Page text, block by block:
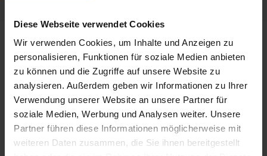
Diese Webseite verwendet Cookies
Wir verwenden Cookies, um Inhalte und Anzeigen zu
personalisieren, Funktionen für soziale Medien anbieten
zu können und die Zugriffe auf unsere Website zu
analysieren. Außerdem geben wir Informationen zu Ihrer
Verwendung unserer Website an unsere Partner für
soziale Medien, Werbung und Analysen weiter. Unsere
Partner führen diese Informationen möglicherweise mit
weiteren Daten zusammen, die Sie ihnen bereitgestellt
Beschreibung
Rondo Magic Color Creme Haarfarbe Magic Color Creme
Haarfarbe 6.0… Mehr
Informationen zur Produktsicherheit
Trusted Shops Bewertungen